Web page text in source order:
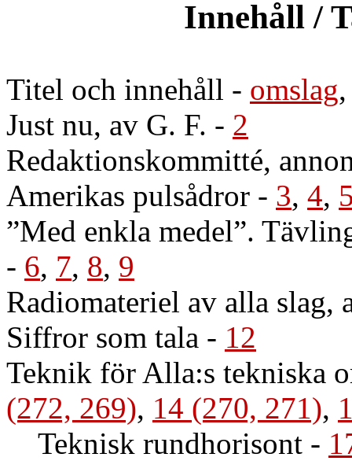
Innehåll /
Titel och innehåll - omslag
Just nu, av G. F. - 2
Redaktionskommitté,
Amerikas pulsådror - 3, 4,
”Med enkla medel”.
- 6, 7, 8, 9
Radiomateriel av alla slag,
Siffror som tala - 12
Teknik för Alla:s tekniska
(272, 269), 14 (270, 271),
Teknisk rundhorisont -